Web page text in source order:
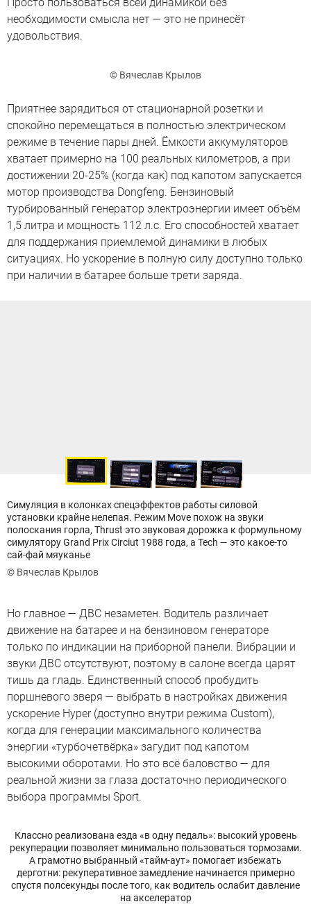
необходимости смысла нет — это не принесёт
удовольствия.
© Вячеслав Крылов
Приятнее зарядиться от стационарной розетки и
спокойно перемещаться в полностью электрическом
режиме в течение пары дней. Ёмкости аккумуляторов
хватает примерно на 100 реальных километров, а при
достижении 20-25% (когда как) под капотом запускается
мотор производства Dongfeng. Бензиновый
турбированный генератор электроэнергии имеет объём
1,5 литра и мощность 112 л.с. Его способностей хватает
для поддержания приемлемой динамики в любых
ситуациях. Но ускорение в полную силу доступно только
при наличии в батарее больше трети заряда.
Симуляция в колонках спецэффектов работы силовой
установки крайне нелепая. Режим Move похож на звуки
полоскания горла, Thrust это звуковая дорожка к формульному
симулятору Grand Prix Circiut 1988 года, а Tech — это какое-то
сай-фай мяуканье
© Вячеслав Крылов
Но главное — ДВС незаметен. Водитель различает
движение на батарее и на бензиновом генераторе
только по индикации на приборной панели. Вибрации и
звуки ДВС отсутствуют, поэтому в салоне всегда царят
тишь да гладь. Единственный способ пробудить
поршневого зверя — выбрать в настройках движения
ускорение Hyper (доступно внутри режима Custom),
когда для генерации максимального количества
энергии «турбочетвёрка» загудит под капотом
высокими оборотами. Но это всё баловство — для
реальной жизни за глаза достаточно периодического
выбора программы Sport.
Классно реализована езда «в одну педаль»: высокий уровень
рекуперации позволяет минимально пользоваться тормозами.
А грамотно выбранный «тайм-аут» помогает избежать
дерготни: рекуперативное замедление начинается примерно
спустя полсекунды после того, как водитель ослабит давление
на акселератор